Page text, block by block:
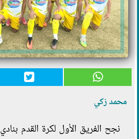
محمد زكي
نجح الفريق الأول لكرة القدم بنادي